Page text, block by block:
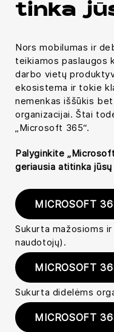
tinka
Nors mobilumas ir
teikiamos paslaugos
darbo vietų
ekosistema ir tokie
nemenkas iššūkis
organizacijai. Štai
„Microsoft 365“.
Palyginkite
geriausia atitinka
MICROSOFT
Sukurta mažosioms
naudotojų).
MICROSOFT
Sukurta didelėms
MICROSOFT